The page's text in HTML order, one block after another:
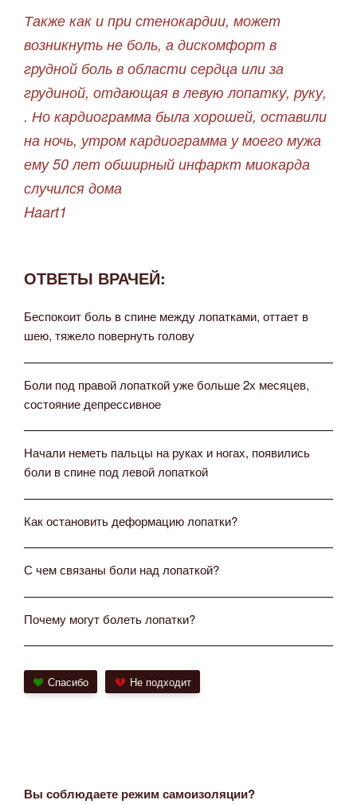
Также как и при стенокардии, может
возникнуть не боль, а дискомфорт в
грудной боль в области сердца или за
грудиной, отдающая в левую лопатку, руку,
. Но кардиограмма была хорошей, оставили
на ночь, утром кардиограмма у моего мужа
ему 50 лет обширный инфаркт миокарда
случился дома
Haart1
ОТВЕТЫ ВРАЧЕЙ:
Беспокоит боль в спине между лопатками, оттает в
шею, тяжело повернуть голову
Боли под правой лопаткой уже больше 2х месяцев,
состояние депрессивное
Начали неметь пальцы на руках и ногах, появились
боли в спине под левой лопаткой
Как остановить деформацию лопатки?
С чем связаны боли над лопаткой?
Почему могут болеть лопатки?
Спасибо Не подходит
Вы соблюдаете режим самоизоляции?